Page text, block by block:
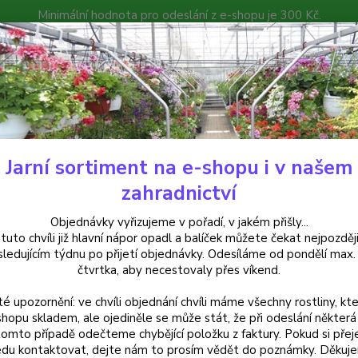
Minimální hodnota pro odeslání z e-shopu je 300 Kč.
můžete čekat nejpozději v následujícím týdnu po přijetí
Poradna Kontakty
Hledat
Bylinky a léčivky Rosmarinus off.´Riviera (Rozmarýn převislý) - 174L
off.´Riviera
bylina
čajů a
účinky
Jarní sortiment na e-shopu i v našem
zahradnictví
Objednávky vyřizujeme v pořadí, v jakém přišly...
chvíli již hlavní nápor opadl a balíček můžete čekat
týdnu po přijetí objednávky. Odesíláme od pondělí
čtvrtka, aby necestovaly přes víkend.
upozornění: ve chvíli objednání chvíli máme všechny rostliny,
skladem, ale ojediněle se může stát, že při odeslání některá
případě odečteme chybějící položku z faktury. Pokud si
kontaktovat, dejte nám to prosím vědět do poznámky.